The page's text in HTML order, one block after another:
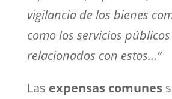
vigilancia de los bienes
como los servicios
relacionados con estos…”
Las expensas comunes